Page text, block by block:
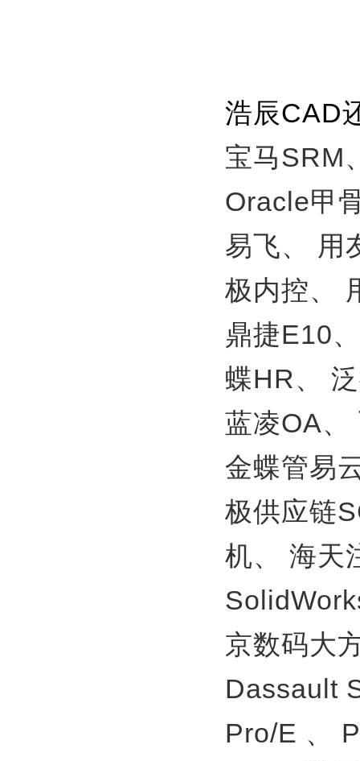
浩辰CAD
宝马SRM
Oracle甲
易飞、
用
极内控、
鼎捷E10、
蝶HR、
蓝凌OA、
金蝶管易
极供应链
机、
海天
京数码大
Dassault
Pro/E 、